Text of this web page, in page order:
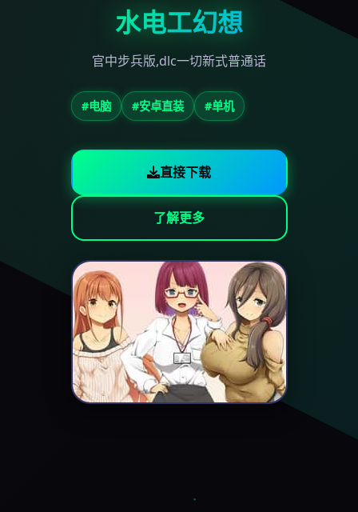
水电工幻想
官中步兵版,dlc一切新式普通话
#电脑 #安卓直装 #单机
直接下载
了解更多